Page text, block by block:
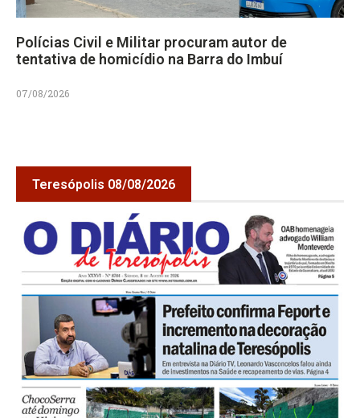
Polícias Civil e Militar procuram autor de
tentativa de homicídio na Barra do Imbuí
07/08/2026
Teresópolis 08/08/2026